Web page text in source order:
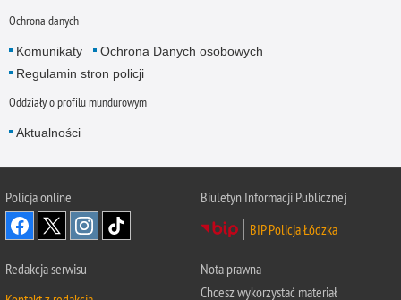
Ochrona danych
Komunikaty
Ochrona Danych osobowych
Regulamin stron policji
Oddziały o profilu mundurowym
Aktualności
Policja online
Biuletyn Informacji Publicznej
BIP Policja Łódzka
Redakcja serwisu
Nota prawna
Chcesz wykorzystać materiał